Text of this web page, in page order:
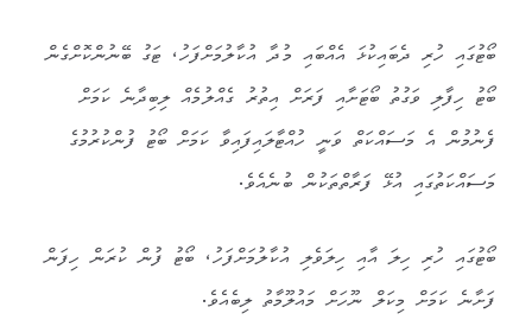
ބޯޓުގައި ހުރި ދެބައިކުޅަ އެއްބައި މުދާ އުކާލުމަށްފަހު، ޓަގު ބޭނުންކޮށްގެން
ބޯޓު ހިފާލި ވަގުތު ބޯޓަށާއި ފަރަށް އިތުރު ގެއްލުމެއް ލިބިދާނެ ކަމަށް
ފެނުމުން އެ މަސައްކަތް ވަނީ ހުއްޓާލައިފައިވާ ކަމަށް ބޯޓު ފުންކުރުމުގެ
މަސައްކަތުގައި އުޅޭ ފަރާތްތަކުން ބުނެއެވެ.
ބޯޓުގައި ހުރި ހިލަ އާއި ހިލަވެލި އުކާލުމަށްފަހު، ބޯޓު ފުން ކުރަން ހިފަން
ފަށާނެ ކަމަށް މިކަލް ނޫހަށް މައުލޫމާތު ލިބެއެވެ.